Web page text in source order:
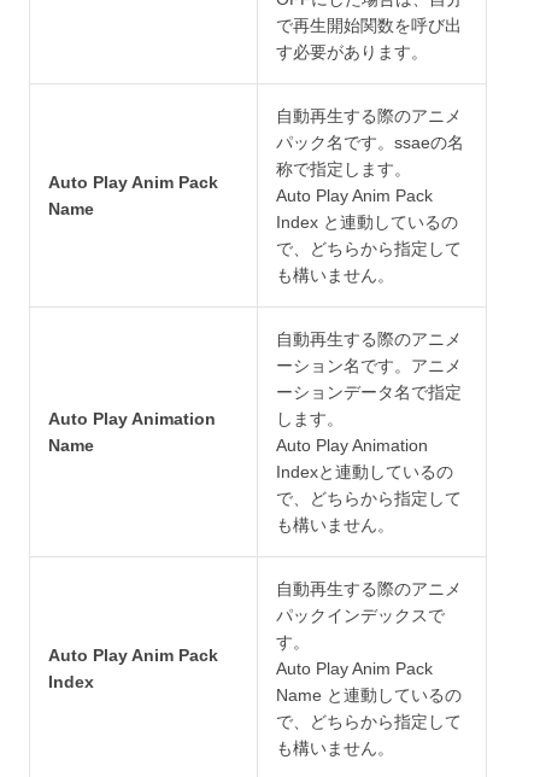
で再生開始関数を呼び出
す必要があります。
Auto Play Anim Pack
Name
自動再生する際のアニメ
パック名です。ssaeの名
称で指定します。
Auto Play Anim Pack
Index と連動しているの
で、どちらから指定して
も構いません。
Auto Play Animation
Name
自動再生する際のアニメ
ーション名です。アニメ
ーションデータ名で指定
します。
Auto Play Animation
Indexと連動しているの
で、どちらから指定して
も構いません。
Auto Play Anim Pack
Index
自動再生する際のアニメ
パックインデックスで
す。
Auto Play Anim Pack
Name と連動しているの
で、どちらから指定して
も構いません。